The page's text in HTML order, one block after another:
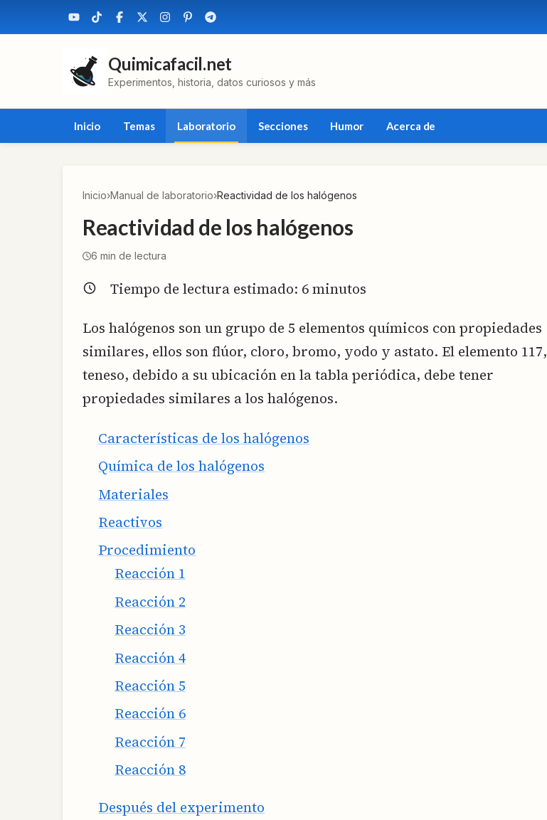
Quimicafacil.net
Experimentos, historia, datos curiosos y más
Inicio Temas Laboratorio Secciones Humor Acerca de
Inicio›Manual de laboratorio›Reactividad de los halógenos
Reactividad de los halógenos
6 min de lectura
Tiempo de lectura estimado: 6minutos
Los halógenos son un grupo de 5 elementos químicos con propiedades
similares, ellos son flúor, cloro, bromo, yodo y astato. El elemento 117,
teneso, debido a su ubicación en la tabla periódica, debe tener
propiedades similares a los halógenos.
Características de los halógenos
Química de los halógenos
Materiales
Reactivos
Procedimiento
Reacción 1
Reacción 2
Reacción 3
Reacción 4
Reacción 5
Reacción 6
Reacción 7
Reacción 8
Después del experimento